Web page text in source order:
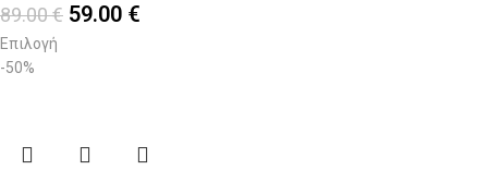
89.00€ 59.00 €
Επιλογή
-50%